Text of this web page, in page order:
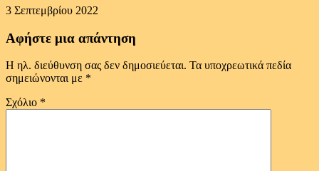
3 Σεπτεμβρίου 2022
Αφήστε μια απάντηση
Η ηλ. διεύθυνση σας δεν δημοσιεύεται. Τα υποχρεωτικά πεδία
σημειώνονται με *
Σχόλιο *